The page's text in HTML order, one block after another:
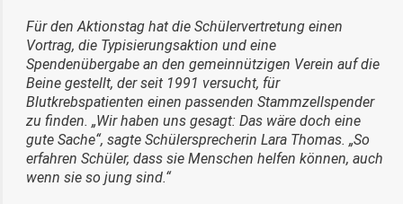
Für den Aktionstag hat die Schülervertretung einen
Vortrag, die Typisierungsaktion und eine
Spendenübergabe an den gemeinnützigen Verein auf die
Beine gestellt, der seit 1991 versucht, für
Blutkrebspatienten einen passenden Stammzellspender
zu finden. „Wir haben uns gesagt: Das wäre doch eine
gute Sache“, sagte Schülersprecherin Lara Thomas. „So
erfahren Schüler, dass sie Menschen helfen können, auch
wenn sie so jung sind.“